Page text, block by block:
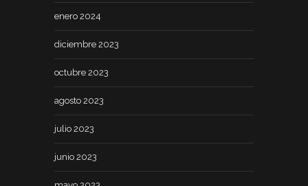
enero 2024
diciembre 2023
octubre 2023
agosto 2023
julio 2023
junio 2023